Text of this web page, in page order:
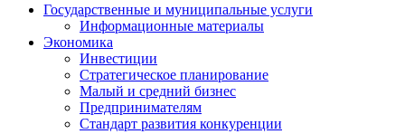
Государственные и муниципальные услуги
Информационные материалы
Экономика
Инвестиции
Стратегическое планирование
Малый и средний бизнес
Предпринимателям
Стандарт развития конкуренции